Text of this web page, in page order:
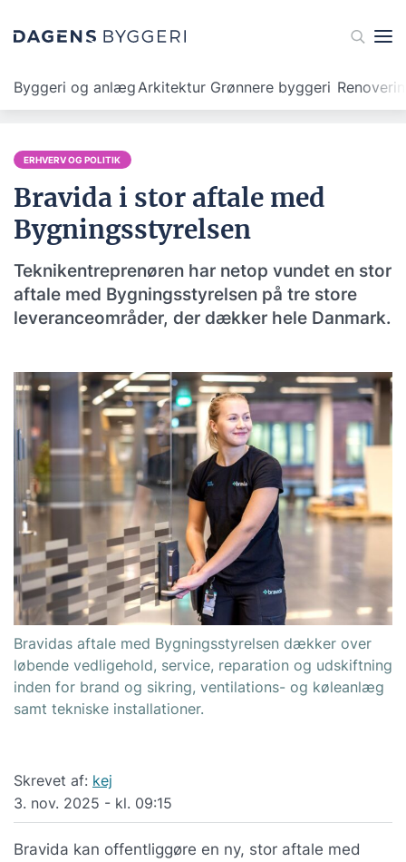
Byggeri og anlægArkitektur Grønnere byggeri
ERHVERV OG POLITIK
Bravida i stor aftale med
Bygningsstyrelsen
Teknikentreprenøren har netop vundet en stor
aftale med Bygningsstyrelsen på tre store
leveranceområder, der dækker hele Danmark.
Bravidas aftale med Bygningsstyrelsen dækker over
løbende vedligehold, service, reparation og udskiftning
inden for brand og sikring, ventilations- og køleanlæg
samt tekniske installationer.
Skrevet af: kej
3. nov. 2025 - kl. 09:15
Bravida kan offentliggøre en ny, stor aftale med